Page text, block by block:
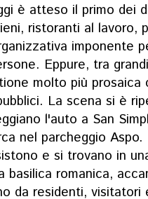
è atteso il primo dei
ristoranti al lavoro,
imponente
Eppure, tra
molto più prosaica
La scena si è
l'auto a San
nel parcheggio Aspo.
e si trovano in
basilica romanica,
da residenti, visitatori